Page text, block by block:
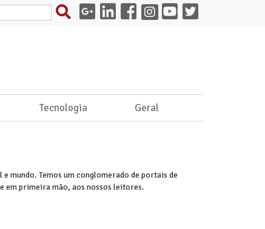
Tecnologia Geral
mundo. Temos um conglomerado de portais de
em primeira mão, aos nossos leitores.